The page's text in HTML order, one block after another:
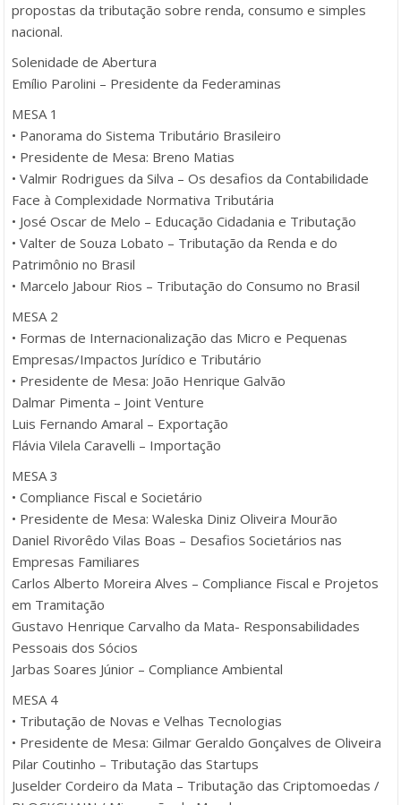
propostas da tributação sobre renda, consumo e simples
nacional.
Solenidade de Abertura
Emílio Parolini – Presidente da Federaminas
MESA 1
• Panorama do Sistema Tributário Brasileiro
• Presidente de Mesa: Breno Matias
• Valmir Rodrigues da Silva – Os desafios da Contabilidade
Face à Complexidade Normativa Tributária
• José Oscar de Melo – Educação Cidadania e Tributação
• Valter de Souza Lobato – Tributação da Renda e do
Patrimônio no Brasil
• Marcelo Jabour Rios – Tributação do Consumo no Brasil
MESA 2
• Formas de Internacionalização das Micro e Pequenas
Empresas/Impactos Jurídico e Tributário
• Presidente de Mesa: João Henrique Galvão
Dalmar Pimenta – Joint Venture
Luis Fernando Amaral – Exportação
Flávia Vilela Caravelli – Importação
MESA 3
• Compliance Fiscal e Societário
• Presidente de Mesa: Waleska Diniz Oliveira Mourão
Daniel Rivorêdo Vilas Boas – Desafios Societários nas
Empresas Familiares
Carlos Alberto Moreira Alves – Compliance Fiscal e Projetos
em Tramitação
Gustavo Henrique Carvalho da Mata- Responsabilidades
Pessoais dos Sócios
Jarbas Soares Júnior – Compliance Ambiental
MESA 4
• Tributação de Novas e Velhas Tecnologias
• Presidente de Mesa: Gilmar Geraldo Gonçalves de Oliveira
Pilar Coutinho – Tributação das Startups
Juselder Cordeiro da Mata – Tributação das Criptomoedas /